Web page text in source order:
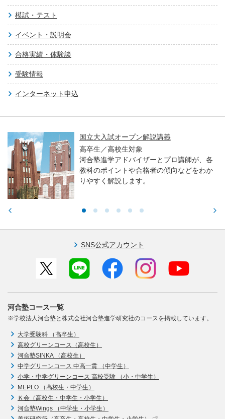
模試・テスト
イベント・説明会
合格実績・体験談
受験情報
インターネット申込
国立大入試オープン解説講義
高卒生／高校生対象
河合塾進学アドバイザーとプロ講師が、各
教科のポイントや合格者の傾向などをわか
りやすく解説します。
SNS公式アカウント
河合塾コース一覧
※学校法人河合塾と株式会社河合塾進学研究社のコースを掲載しています。
大学受験科 （高卒生）
高校グリーンコース（高校生）
河合塾SINKA （高校生）
中学グリーンコース 中高一貫 （中学生）
小学・中学グリーンコース 高校受験 （小・中学生）
MEPLO （高校生・中学生）
Ｋ会（高校生・中学生・小学生）
河合塾Wings （中学生・小学生）